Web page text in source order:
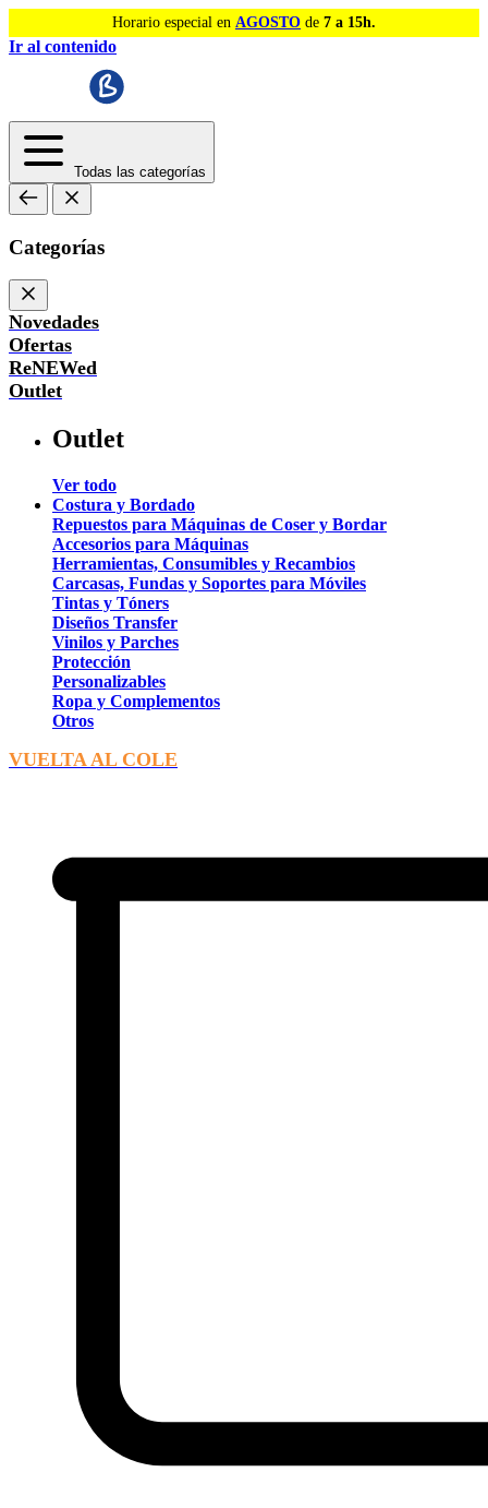
Horario especial en AGOSTO de 7 a 15h.
Ir al contenido
Todas las categorías
Categorías
Novedades
Ofertas
ReNEWed
Outlet
Outlet
Ver todo
Costura y Bordado
Repuestos para Máquinas de Coser y Bordar
Accesorios para Máquinas
Herramientas, Consumibles y Recambios
Carcasas, Fundas y Soportes para Móviles
Tintas y Tóners
Diseños Transfer
Vinilos y Parches
Protección
Personalizables
Ropa y Complementos
Otros
VUELTA AL COLE